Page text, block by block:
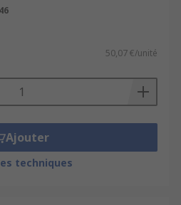
50,07 €/unité
Ajouter
techniques